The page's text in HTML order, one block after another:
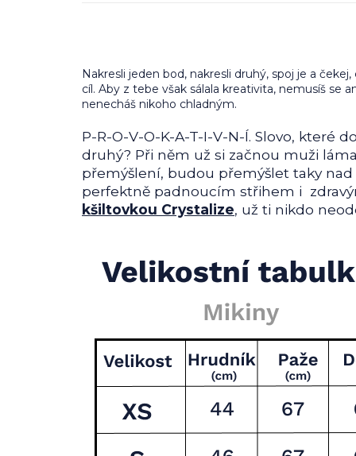
Nakresli jeden bod, nakresli druhý, spoj je a
cíl. Aby z tebe však sálala kreativita, nemusíš se
nenecháš nikoho chladným.
P-R-O-V-O-K-A-T-I-V-N-Í. Slovo, které
druhý? Při něm už si začnou muži
přemýšlení, budou přemýšlet taky
perfektně padnoucím střihem i
kšiltovkou Crystalize, už ti nikdo